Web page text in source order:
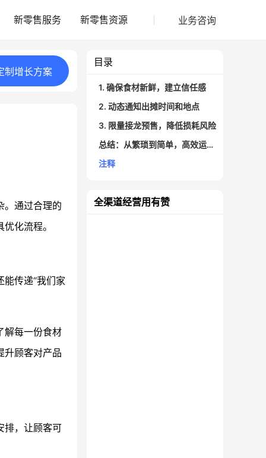
新零售服务 新零售资源 业务咨询
制 增长方案
。通过合理的
化流程。
传递“我们家
解每一份食材
升顾客对产品
排，让顾客可
目录
1. 确保食材新鲜，建立信任感
2. 动态通知出摊时间和地点
3. 限量接龙预售，降低损耗风险
总结：从繁琐到简单，高效运营就在眼前
注释
全渠道经营用有赞